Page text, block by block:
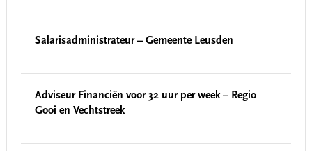
Salarisadministrateur – Gemeente Leusden
Adviseur Financiën voor 32 uur per week – Regio
Gooi en Vechtstreek